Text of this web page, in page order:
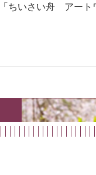
ちいさい舟 アート